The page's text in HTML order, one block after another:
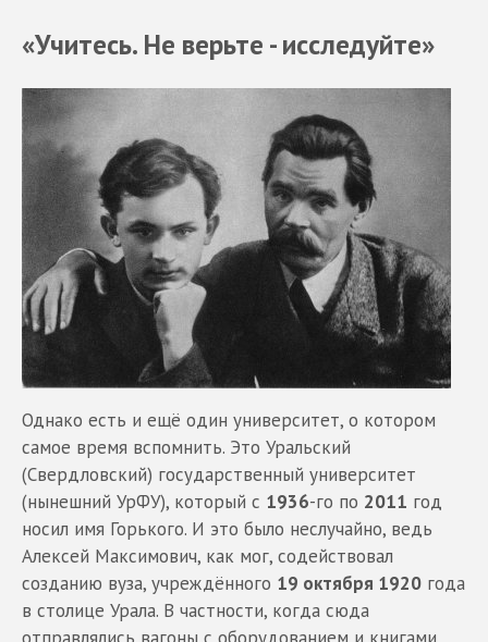
«Учитесь. Не верьте - исследуйте»
Однако есть и ещё один университет, о котором
самое время вспомнить. Это Уральский
(Свердловский) государственный университет
(нынешний УрФУ), который с 1936-го по 2011 год
носил имя Горького. И это было неслучайно, ведь
Алексей Максимович, как мог, содействовал
созданию вуза, учреждённого 19 октября 1920 года
в столице Урала. В частности, когда сюда